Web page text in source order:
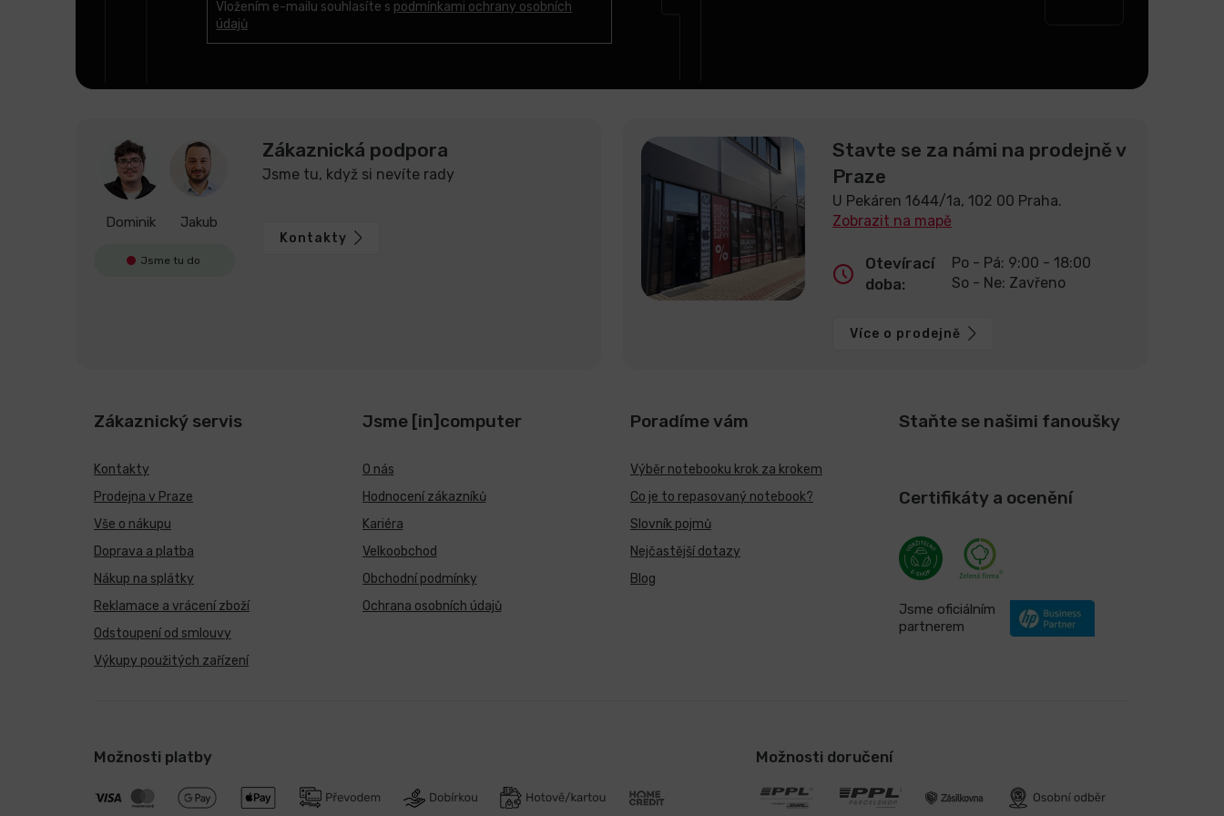
Vložením e-mailu souhlasíte s podmínkami ochrany osobních
údajů
Dominik Jakub
Jsme tu do
Zákaznická podpora
Jsme tu, když si nevíte rady
Kontakty
Stavte se za námi na prodejně v
Praze
U Pekáren 1644/1a, 102 00 Praha.
Zobrazit na mapě
Otevírací
doba:
Po - Pá: 9:00 - 18:00
So - Ne: Zavřeno
Více o prodejně
Zákaznický servis
Kontakty
Prodejna v Praze
Vše o nákupu
Doprava a platba
Nákup na splátky
Reklamace a vrácení zboží
Odstoupení od smlouvy
Výkupy použitých zařízení
Jsme [in]computer
O nás
Hodnocení zákazníků
Kariéra
Velkoobchod
Obchodní podmínky
Ochrana osobních údajů
Poradíme vám
Výběr notebooku krok za krokem
Co je to repasovaný notebook?
Slovník pojmů
Nejčastější dotazy
Blog
Staňte se našimi fanoušky
Certifikáty a ocenění
Jsme oficiálním
partnerem
Možnosti platby Možnosti doručení